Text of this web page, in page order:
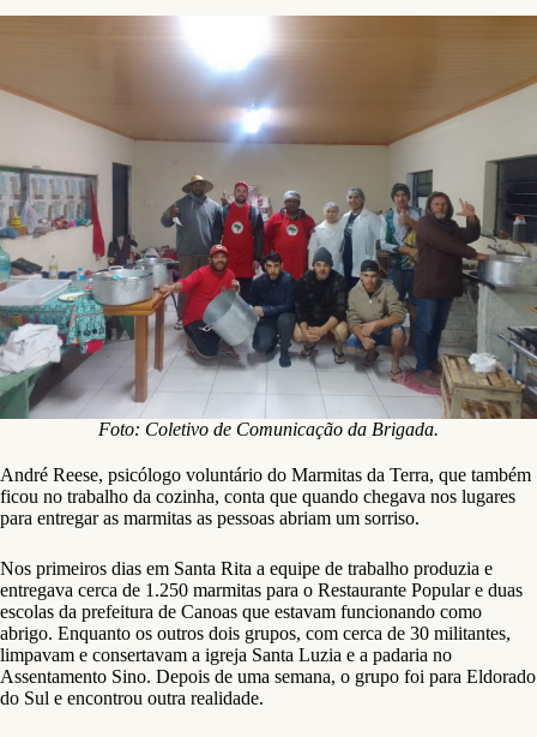
Foto: Coletivo de Comunicação da Brigada.
André Reese, psicólogo voluntário do Marmitas da Terra, que também
ficou no trabalho da cozinha, conta que quando chegava nos lugares
para entregar as marmitas as pessoas abriam um sorriso.
Nos primeiros dias em Santa Rita a equipe de trabalho produzia e
entregava cerca de 1.250 marmitas para o Restaurante Popular e duas
escolas da prefeitura de Canoas que estavam funcionando como
abrigo. Enquanto os outros dois grupos, com cerca de 30 militantes,
limpavam e consertavam a igreja Santa Luzia e a padaria no
Assentamento Sino. Depois de uma semana, o grupo foi para Eldorado
do Sul e encontrou outra realidade.